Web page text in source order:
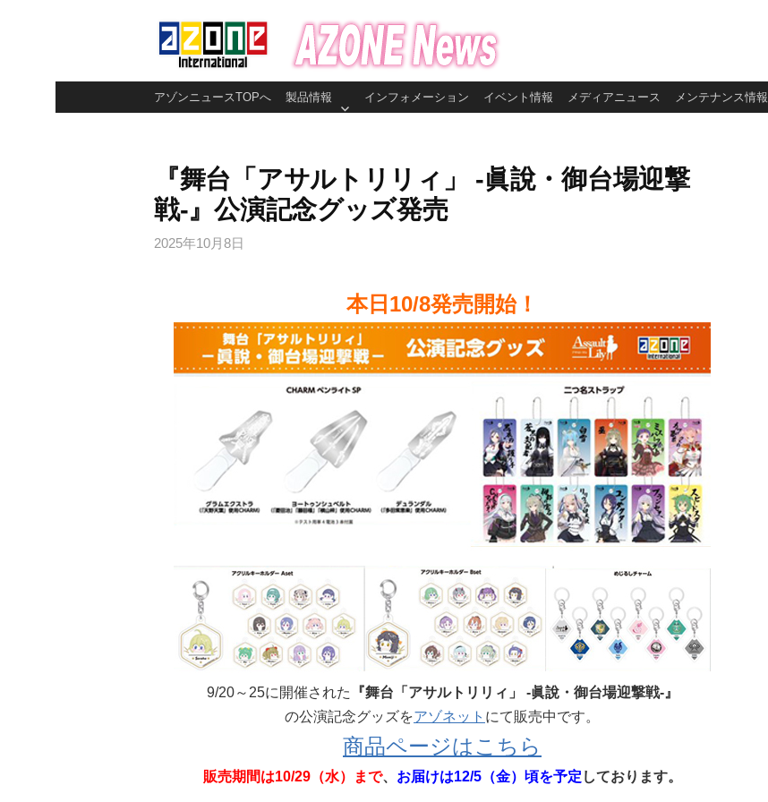
ン
アゾンニュースTOPへ 製品情報 インフォメーション イベント情報 メディアニュース メンテナンス情報
『舞台「アサルトリリィ」 -眞說・御台場迎撃
戦-』公演記念グッズ発売
2025年10月8日
本日10/8発売開始！
9/20～25に開催された 『舞台「アサルトリリィ」 -眞說・御台場迎撃戦-』
の公演記念グッズをアゾネット にて販売中です。
商品ページはこちら
販売期間は10/29（水）まで、 お届けは12/5（金）頃を予定 しております。